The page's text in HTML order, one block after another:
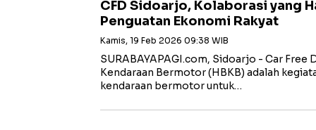
CFD Sidoarjo, Kolaborasi yang
Penguatan Ekonomi Rakyat
Kamis, 19 Feb 2026 09:38 WIB
SURABAYAPAGI.com, Sidoarjo - Car Free
Kendaraan Bermotor (HBKB) adalah
kendaraan bermotor untuk…